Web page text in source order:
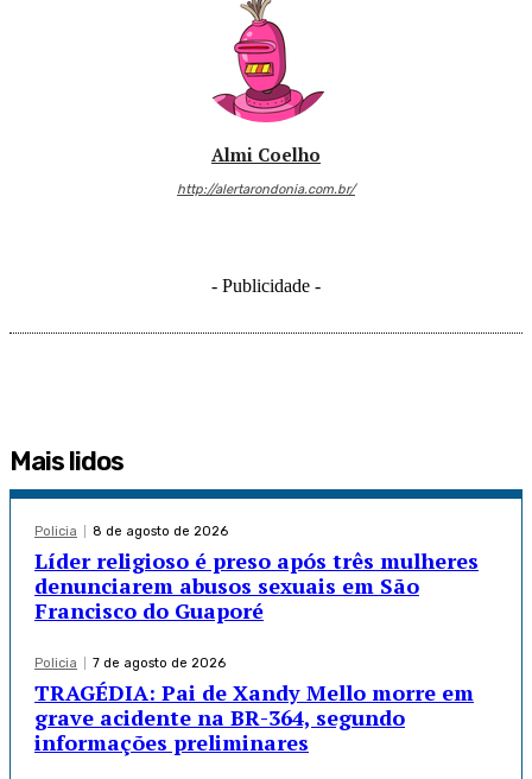
Almi Coelho
http://alertarondonia.com.br/
- Publicidade -
Mais lidos
Policia 8 de agosto de 2026
Líder religioso é preso após três mulheres
denunciarem abusos sexuais em São
Francisco do Guaporé
Policia 7 de agosto de 2026
TRAGÉDIA: Pai de Xandy Mello morre em
grave acidente na BR-364, segundo
informações preliminares